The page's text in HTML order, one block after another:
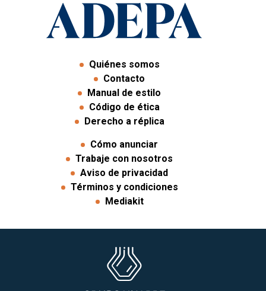
Quiénes somos
Contacto
Manual de estilo
Código de ética
Derecho a réplica
Cómo anunciar
Trabaje con nosotros
Aviso de privacidad
Términos y condiciones
Mediakit